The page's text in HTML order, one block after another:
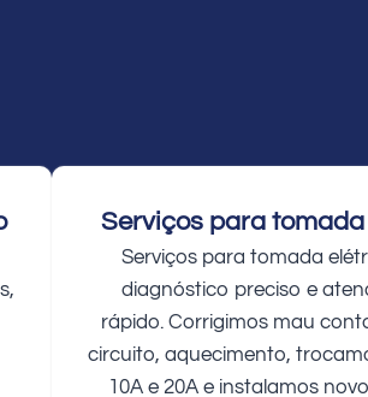
Serviços para
Serviços para tomada
diagnóstico preciso e
rápido. Corrigimos mau
circuito, aquecimento,
10A e 20A e instalamos